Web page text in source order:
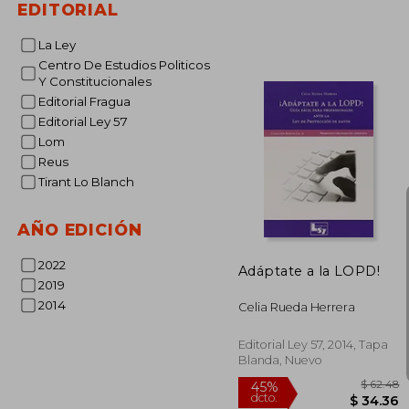
EDITORIAL
La Ley
Centro De Estudios Politicos
Y Constitucionales
Editorial Fragua
Editorial Ley 57
Lom
Reus
Tirant Lo Blanch
AÑO EDICIÓN
2022
2019
2014
Adáptate a la LOPD!
Celia Rueda Herrera
Editorial Ley 57, 2014, Tapa
Blanda, Nuevo